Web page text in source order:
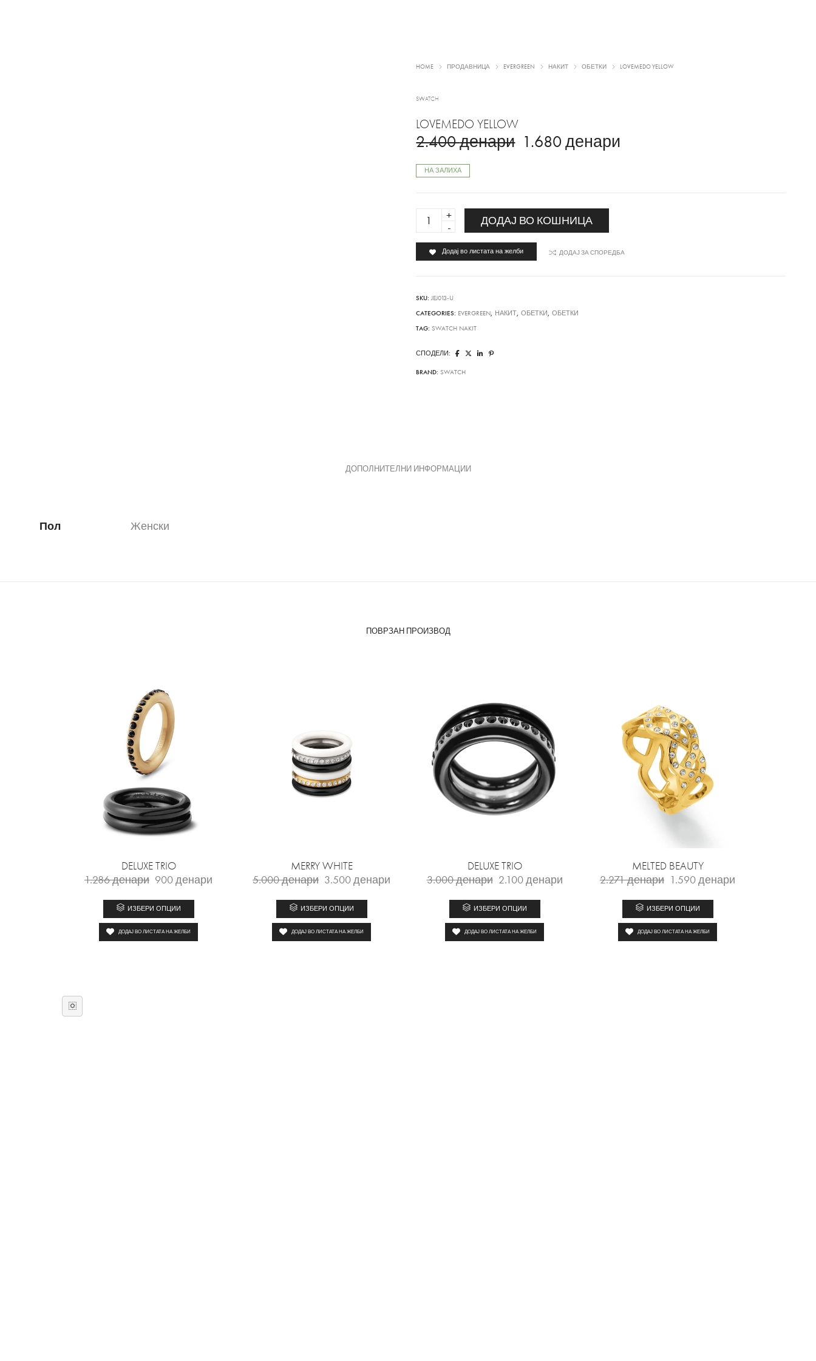
HOME ПРОДАВНИЦА EVERGREEN НАКИТ ОБЕТКИ LOVEMEDO YELLOW
SWATCH
LOVEMEDO YELLOW
2.400денари 1.680денари
НА ЗАЛИХА
LOVEMEDO
YELLOW
quantity
ДОДАЈ ВО КОШНИЦА
Додај во листата на желби ДОДАЈ ЗА СПОРЕДБА
SKU:JEJ013-U
CATEGORIES: EVERGREEN, НАКИТ,ОБЕТКИ ,ОБЕТКИ
TAG:SWATCH NAKIT
СПОДЕЛИ:
BRAND:SWATCH
ДОПОЛНИТЕЛНИ ИНФОРМАЦИИ
Пол Женски
ПОВРЗАН ПРОИЗВОД
DELUXE TRIO
1.286денари 900денари
ИЗБЕРИ ОПЦИИ
ДОДАЈ ВО ЛИСТАТА НА ЖЕЛБИ
MERRY WHITE
5.000денари 3.500денари
ИЗБЕРИ ОПЦИИ
ДОДАЈ ВО ЛИСТАТА НА ЖЕЛБИ
DELUXE TRIO
3.000денари 2.100денари
ИЗБЕРИ ОПЦИИ
ДОДАЈ ВО ЛИСТАТА НА ЖЕЛБИ
MELTED BEAUTY
2.271денари 1.590денари
ИЗБЕРИ ОПЦИИ
ДОДАЈ ВО ЛИСТАТА НА ЖЕЛБИ